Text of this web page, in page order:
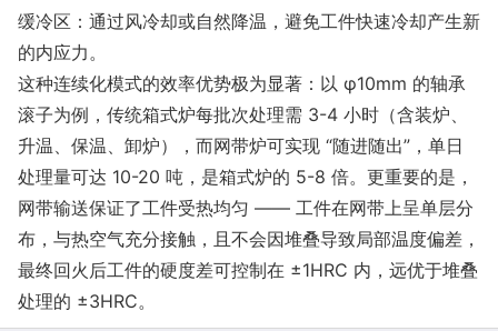
缓冷区：通过风冷却或自然降温，避免工件快速冷却产生新
的内应力。
这种连续化模式的效率优势极为显著：以 φ10mm 的轴承
滚子为例，传统箱式炉每批次处理需 3-4 小时（含装炉、
升温、保温、卸炉），而网带炉可实现 “随进随出”，单日
处理量可达 10-20 吨，是箱式炉的 5-8 倍。更重要的是，
网带输送保证了工件受热均匀 —— 工件在网带上呈单层分
布，与热空气充分接触，且不会因堆叠导致局部温度偏差，
最终回火后工件的硬度差可控制在 ±1HRC 内，远优于堆叠
处理的 ±3HRC。